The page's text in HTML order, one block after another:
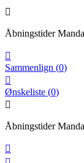

Åbningstider

Sammenlign (0)

Ønskeliste (0)

Åbningstider
